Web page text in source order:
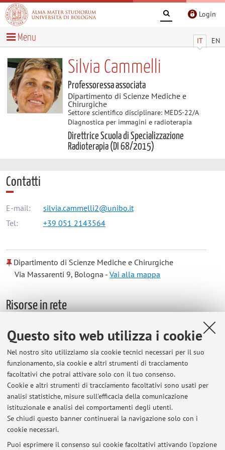
Questo sito web utilizza i cookie
Nel nostro sito utilizziamo sia cookie tecnici necessari per il suo
funzionamento, sia cookie e altri strumenti di tracciamento
facoltativi che potrai attivare solo con il tuo consenso.
Cookie e altri strumenti di tracciamento facoltativi sono usati per
analisi statistiche, misure sull'efficacia della comunicazione
istituzionale e analisi dei comportamenti degli utenti.
Se chiudi questo banner continuerai la navigazione solo con i
cookie necessari.
Puoi esprimere il consenso sui cookie facoltativi attivando l'opzione
Login
IT EN
Menu
Silvia Cammelli
Professoressa associata
Dipartimento di Scienze Mediche e
Chirurgiche
Settore scientifico disciplinare: MEDS-22/A
Diagnostica per immagini e radioterapia
Direttrice Scuola di Specializzazione
Radioterapia (DI 68/2015)
Contatti
E-mail:
silvia.cammelli2@unibo.it
Tel:
+39 051 2143564
Dipartimento di Scienze Mediche e Chirurgiche
Via Massarenti 9, Bologna -Vai alla mappa
Risorse in rete
ORCID
Orario di ricevimento
Venerdì dalle 12 alle 13 previo appuntamento.
Tel:051/2143564 oppure 051/2144875
Mail: silvia.cammelli2@unibo.it